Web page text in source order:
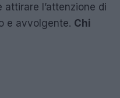
l’attenzione di
e avvolgente. Chi